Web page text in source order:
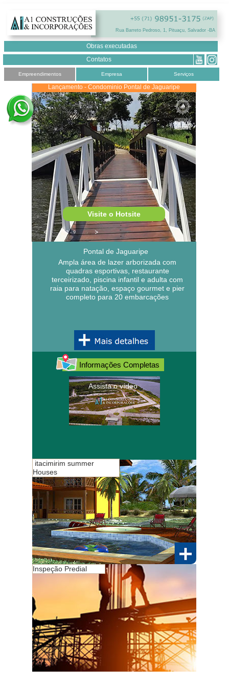
Rua Barreto Pedroso, 1, Pituaçu, Salvador -BA
Obras executadas
Contatos
Empreendimentos Empresa Serviços
2 - 9
< >
Lançamento - Condominio Pontal de Jaguaripe
Visite o Hotsite
Pontal de Jaguaripe
Ampla área de lazer arborizada com
quadras esportivas, restaurante
terceirizado, piscina infantil e adulta com
raia para natação, espaço gourmet e pier
completo para 20 embarcações
Assista o vídeo
Informações Completas
itacimirim summer
Houses
Inspeção Predial